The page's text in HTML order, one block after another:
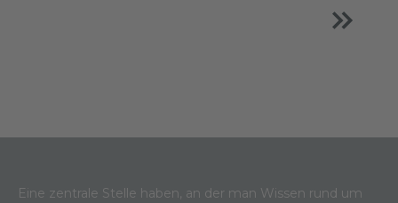
Eine zentrale Stelle haben, an der man Wissen rund um